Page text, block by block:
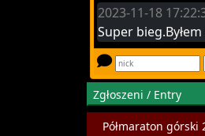
2023-11-18
Super
Zgłoszeni / Entry
Półmaraton górski